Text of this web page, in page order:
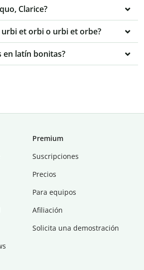
Clarice?
urbi et orbi o urbi et orbe?
en latín bonitas?
Premium
Suscripciones
Precios
Para equipos
Afiliación
Solicita una demostración